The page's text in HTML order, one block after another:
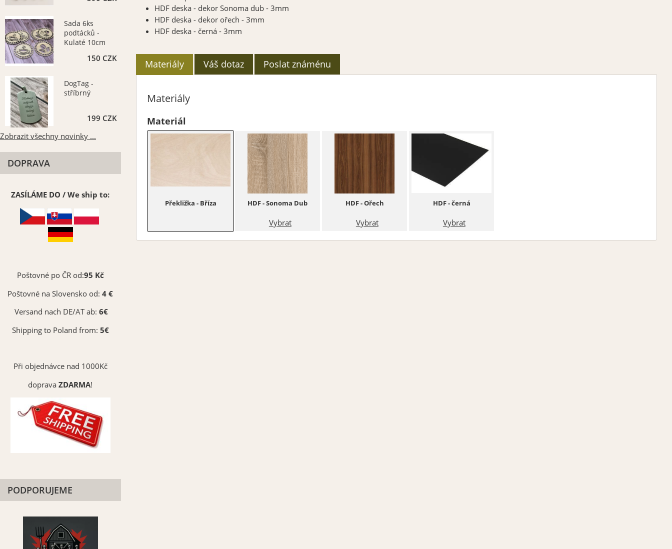
HDF deska - dekor Sonoma dub - 3mm
HDF deska - dekor ořech - 3mm
HDF deska - černá - 3mm
Materiály Váš dotaz Poslat známénu
Materiály
Materiál
Překližka - Bříza HDF - Sonoma Dub
Vybrat
HDF - Ořech
Vybrat
HDF - černá
Vybrat
Sada 6ks
podtácků -
Kulaté 10cm
150 CZK
DogTag -
stříbrný
199 CZK
Zobrazit všechny novinky ...
DOPRAVA
ZASÍLÁME DO / We ship to:
Poštovné po ČR od:95 Kč
Poštovné na Slovensko od:4 €
Versand nach DE/AT ab:6€
Shipping to Poland from: 5€
Při objednávce nad 1000Kč
dopravaZDARMA!
PODPORUJEME